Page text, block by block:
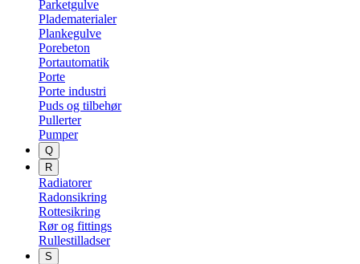
Parketgulve
Pladematerialer
Plankegulve
Porebeton
Portautomatik
Porte
Porte industri
Puds og tilbehør
Pullerter
Pumper
Q
R
Radiatorer
Radonsikring
Rottesikring
Rør og fittings
Rullestilladser
S